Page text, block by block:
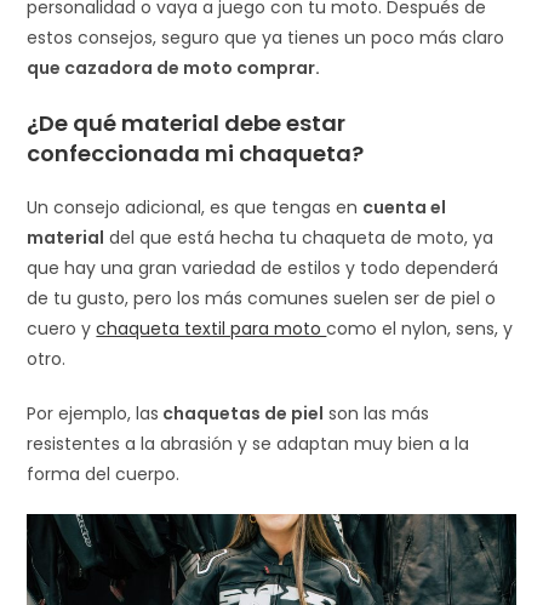
personalidad o vaya a juego con tu moto. Después de
estos consejos, seguro que ya tienes un poco más claro
que cazadora de moto comprar.
¿De qué material debe estar
confeccionada mi chaqueta?
Un consejo adicional, es que tengas en cuenta el
material del que está hecha tu chaqueta de moto, ya
que hay una gran variedad de estilos y todo dependerá
de tu gusto, pero los más comunes suelen ser de piel o
cuero ychaqueta textil para motocomo el nylon, sens, y
otro.
Por ejemplo, las chaquetas de piel son las más
resistentes a la abrasión y se adaptan muy bien a la
forma del cuerpo.